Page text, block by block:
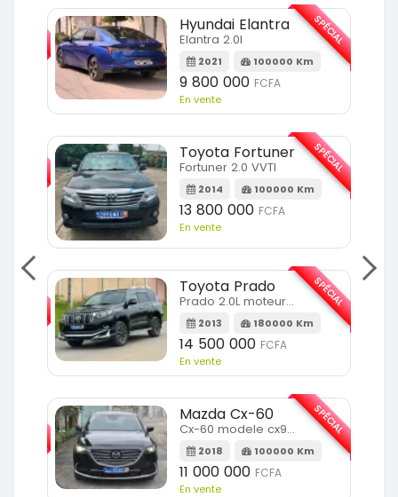
SPÉCIAL
Hyundai Elantra
Elantra 2.0l
2021 100000 Km
9 800 000 FCFA
En vente
SPÉCIAL
Toyota Fortuner
Fortuner 2.0 VVTI
2014 100000 Km
13 800 000 FCFA
En vente
SPÉCIAL
Toyota Prado
Prado 2.0L moteur d4d
2013 180000 Km
14 500 000 FCFA
En vente
SPÉCIAL
Mazda Cx-60
Cx-60 modele cx9 full option
2018 100000 Km
11 000 000 FCFA
En vente
SPÉCIAL